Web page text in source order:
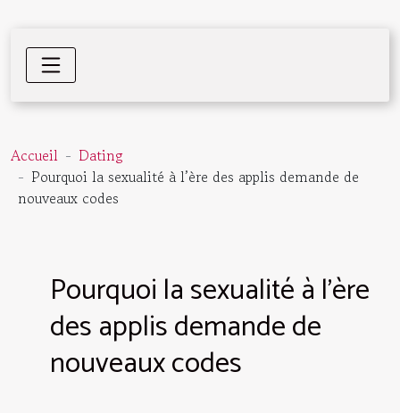
Accueil
Dating
Pourquoi la sexualité à l’ère des applis demande de
nouveaux codes
Pourquoi la sexualité à l’ère
des applis demande de
nouveaux codes